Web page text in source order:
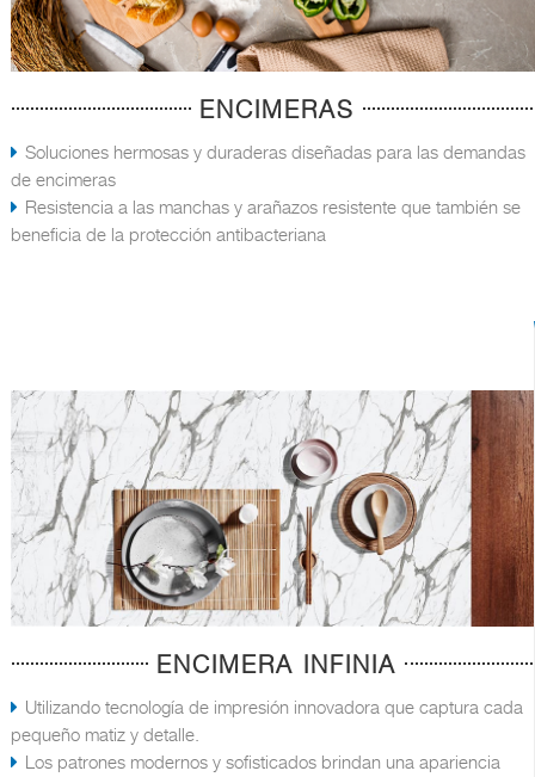
ENCIMERAS
Soluciones hermosas y duraderas diseñadas para las demandas
de encimeras
Resistencia a las manchas y arañazos resistente que también se
beneficia de la protección antibacteriana
ENCIMERA INFINIA
Utilizando tecnología de impresión innovadora que captura cada
pequeño matiz y detalle.
Los patrones modernos y sofisticados brindan una apariencia